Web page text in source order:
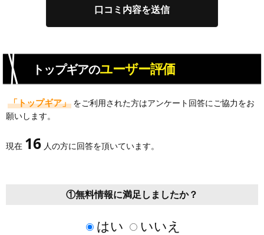
トップギアのユーザー評価
「トップギア」 をご利用された方はアンケート回答にご協力をお
願いします。
現在 16 人の方に回答を頂いています。
①無料情報に満足しましたか？
はい いいえ